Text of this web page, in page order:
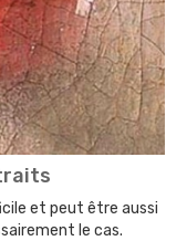
et peut être aussi
le cas.